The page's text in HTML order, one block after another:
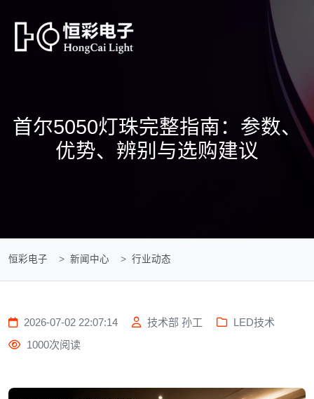
首尔5050灯珠完整指南：参数、
优势、辨别与选购建议
恒彩电子 新闻中心 行业动态
2026-07-02 22:07:14 技术部 孙工
LED技术
1000次阅读